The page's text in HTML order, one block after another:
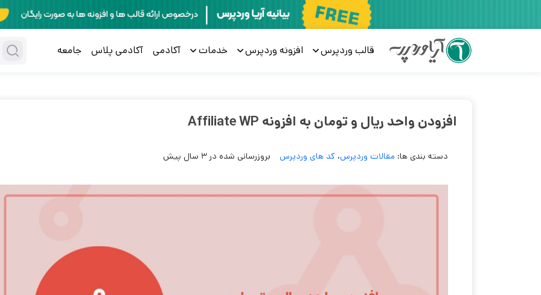
قالب وردپرس افزونه وردپرس خدمات آکادمی آکادمی پلاس جامعه
افزودن واحد ریال و تومان به افزونه Affiliate WP
دسته بندی ها: مقالات وردپرس، کد های وردپرس بروزرسانی شده در 3 سال پیش